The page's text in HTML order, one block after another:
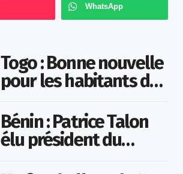
WhatsApp
Togo : Bonne nouvelle
pour les habitants de
Bénin : Patrice Talon
élu président du